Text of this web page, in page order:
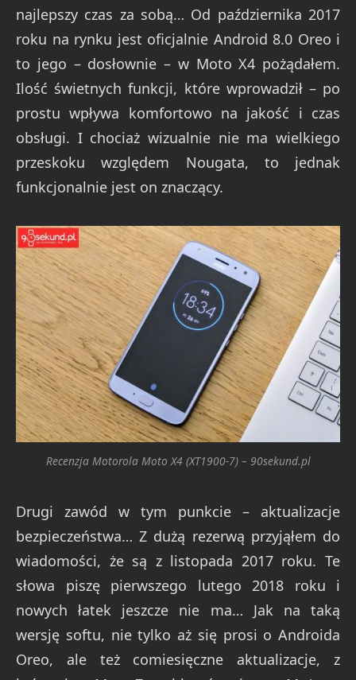
najlepszy czas za sobą… Od października 2017
roku na rynku jest oficjalnie Android 8.0 Oreo i
to jego – dosłownie – w Moto X4 pożądałem.
Ilość świetnych funkcji, które wprowadził – po
prostu wpływa komfortowo na jakość i czas
obsługi. I chociaż wizualnie nie ma wielkiego
przeskoku względem Nougata, to jednak
funkcjonalnie jest on znaczący.
Recenzja Motorola Moto X4 (XT1900-7) – 90sekund.pl
Drugi zawód w tym punkcie – aktualizacje
bezpieczeństwa… Z dużą rezerwą przyjąłem do
wiadomości, że są z listopada 2017 roku. Te
słowa piszę pierwszego lutego 2018 roku i
nowych łatek jeszcze nie ma… Jak na taką
wersję softu, nie tylko aż się prosi o Androida
Oreo, ale też comiesięczne aktualizacje, z